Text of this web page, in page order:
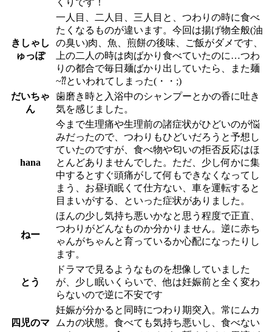
きしゃし
ゅっぽ
一人目、二人目、三人目と、つわりの時に食べ
たくなるものが違います。今回は揚げ物全般(油
の臭い)肉、魚、煎餅の後味、ご飯がダメです、
上の二人の時は肉ばかり食べていたのに…つわ
りの都合で毎日麺ばかり出していたら、また麺
~⁇といわれてしまった(・・;)
だいちゃ
ん
歯磨き時と入浴中のシャンプーとかの香に吐き
気を感じました。
hana
今まで生理痛や生理前の諸症状がひどいのが悩
みだったので、つわりもひどいだろうと予想し
ていたのですが、食べ物や匂いの拒否反応はほ
とんどありませんでした。ただ、少し何かに集
中するとすぐ頭痛がして何もできなくなってし
まう、お昼頃眠くて仕方ない、車を運転すると
目まいがする、といった症状がありました。
ねー
ほんの少し気持ち悪いかなと思う程度で正直、
つわりがどんなものか分かりません。逆に赤ち
ゃんがちゃんと育っているか心配になったりし
ます。
とう
ドラマで見るようなものを想像していました
が、少し眠いくらいで、他は妊娠前と全く変わ
らないので逆に不安です
四児のマ
妊娠が分かると同時につわり期突入。常にムカ
ムカの状態。食べても気持ち悪いし、食べない